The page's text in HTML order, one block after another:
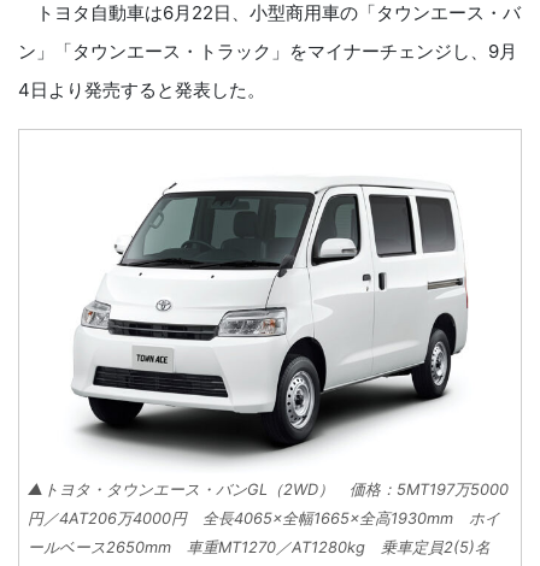
トヨタ自動車は6月22日、小型商用車の「タウンエース・バ
ン」「タウンエース・トラック」をマイナーチェンジし、9月
4日より発売すると発表した。
▲トヨタ・タウンエース・バンGL（2WD） 価格：5MT197万5000
円／4AT206万4000円 全長4065×全幅1665×全高1930mm ホイ
ールベース2650mm 車重MT1270／AT1280kg 乗車定員2(5)名